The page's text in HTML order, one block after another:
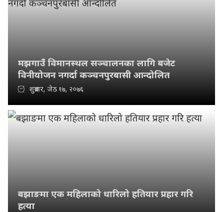
मझगाउँ विमानस्थल सञ्चालनका लागि बजेट
विनीयोजन नगर्दा कञ्चनपुरबासी आन्दोलित
शुक्रबार, जेठ १७, २०७६
बझाङमा एक महिलाको धारिलो हतियार प्रहार गरि
हत्या